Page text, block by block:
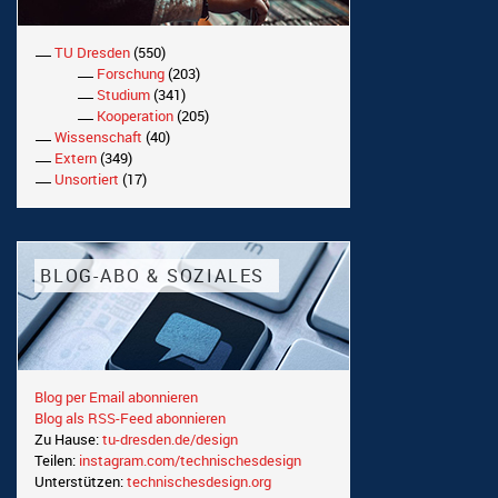
TU Dresden(550)
Forschung(203)
Studium(341)
Kooperation(205)
Wissenschaft (40)
Extern(349)
Unsortiert (17)
BLOG-ABO & SOZIALES
Blog per Email abonnieren
Blog als RSS-Feed abonnieren
Zu Hause:tu-dresden.de/design
Teilen: instagram.com/technischesdesign
Unterstützen:technischesdesign.org